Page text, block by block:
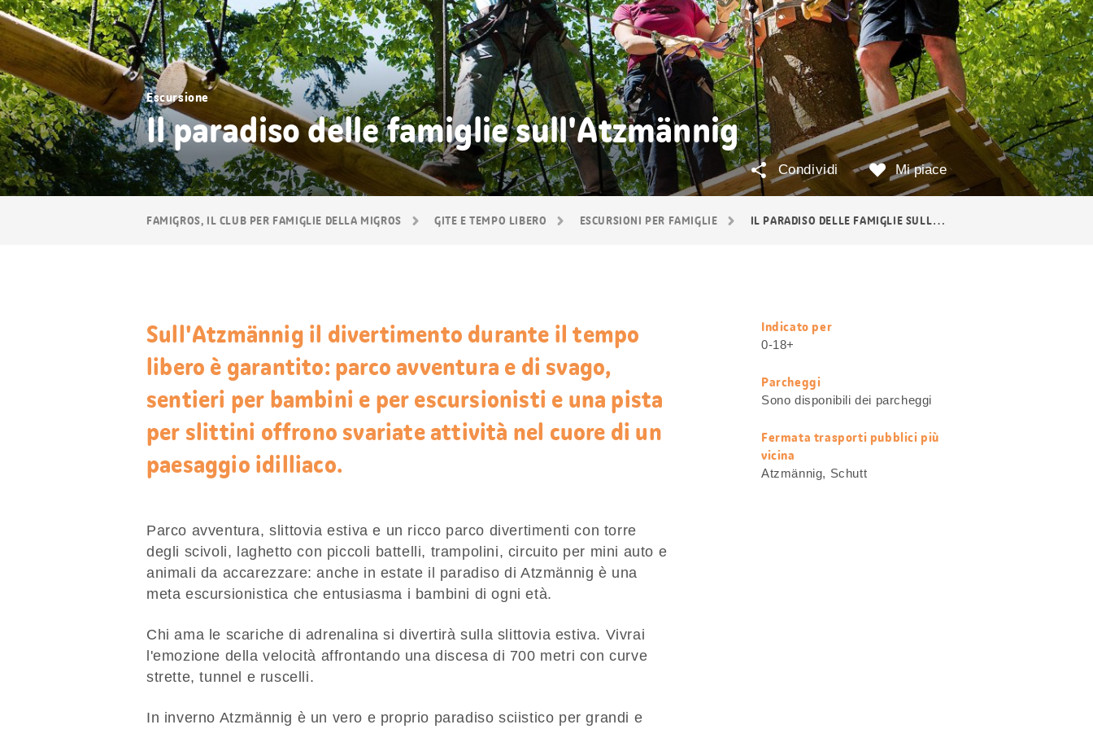
FAMIGROS, IL CLUB PER FAMIGLIE DELLA MIGROS GITE E TEMPO LIBERO ESCURSIONI PER FAMIGLIE IL PARADISO DELLE FAMIGLIE SULL'ATZMÄNNIG
Escursione
Il paradiso delle famiglie sull'Atzmännig
Mi piace
Condividi
Sull'Atzmännig il divertimento durante il tempo
libero è garantito: parco avventura e di svago,
sentieri per bambini e per escursionisti e una pista
per slittini offrono svariate attività nel cuore di un
paesaggio idilliaco.
Parco avventura, slittovia estiva e un ricco parco divertimenti con torre
degli scivoli, laghetto con piccoli battelli, trampolini, circuito per mini auto e
animali da accarezzare: anche in estate il paradiso di Atzmännig è una
meta escursionistica che entusiasma i bambini di ogni età.
Chi ama le scariche di adrenalina si divertirà sulla slittovia estiva. Vivrai
l'emozione della velocità affrontando una discesa di 700 metri con curve
strette, tunnel e ruscelli.
In inverno Atzmännig è un vero e proprio paradiso sciistico per grandi e
Informazioni
utili
Indicato per
0-18+
Parcheggi
Sono disponibili dei parcheggi
Fermata trasporti pubblici più
vicina
Atzmännig, Schutt